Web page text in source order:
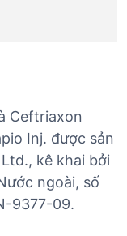
Ceftriaxon
Inj. được sản
kê khai bởi
ngoài, số
9377-09.